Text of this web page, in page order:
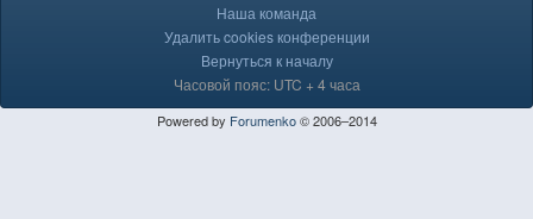
Наша команда
Удалить cookies конференции
Вернуться к началу
Часовой пояс: UTC + 4 часа
Powered by Forumenko© 2006–2014